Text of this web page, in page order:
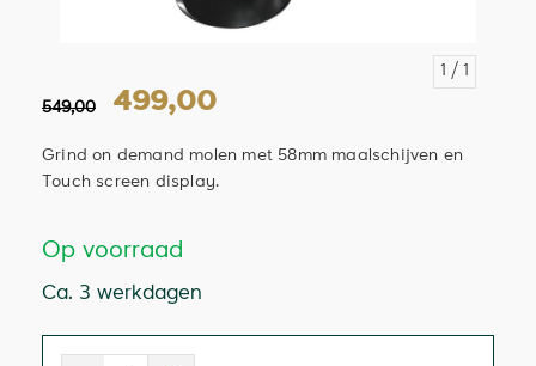
1 / 1
549,00 499,00
Grind on demand molen met 58mm maalschijven en
Touch screen display.
Op voorraad
Ca. 3 werkdagen